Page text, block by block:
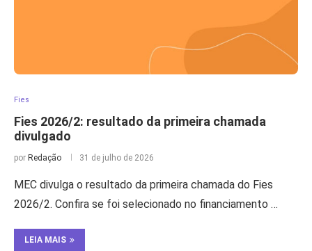
Fies
Fies 2026/2: resultado da primeira chamada
divulgado
por Redação 31 de julho de 2026
MEC divulga o resultado da primeira chamada do Fies
2026/2. Confira se foi selecionado no financiamento …
LEIA MAIS